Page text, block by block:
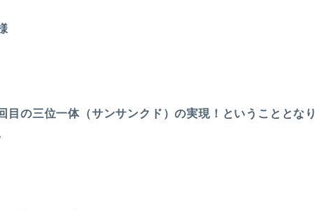
の三位一体（サンサンクド）の実現！ということとなり